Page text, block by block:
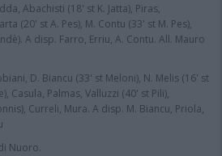
Abachisti (18' st K. Jatta), Piras,
(20' st A. Pes), M. Contu (33' st M. Pes),
A disp. Farro, Erriu, A. Contu. All. Mauro
D. Biancu (33' st Meloni), N. Melis (16' st
Casula, Palmas, Valluzzi (40' st Pili),
Curreli, Mura. A disp. M. Biancu, Priola,
Nuoro.